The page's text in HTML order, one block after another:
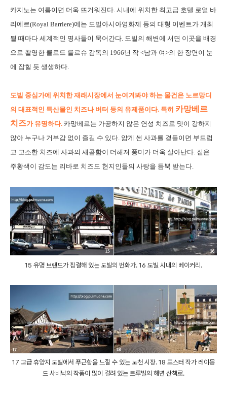
카지노는 여름이면 더욱 뜨거워진다. 시내에 위치한 최고급 호텔 로열 바
리에르(Royal Barriere)에는 도빌아시아영화제 등의 대형 이벤트가 개최
될 때마다 세계적인 명사들이 묵어간다. 도빌의 해변에 서면 이곳을 배경
으로 촬영한 클로드 를르슈 감독의 1966년 작 <남과 여>의 한 장면이 눈
에 잡힐 듯 생생하다.
도빌 중심가에 위치한 재래시장에서 눈여겨봐야 하는 물건은 노르망디
의 대표적인 특산물인 치즈나 버터 등의 유제품이다. 특히 카망베르
치즈가 유명하다. 카망베르는 가공하지 않은 연성 치즈로 맛이 강하지
않아 누구나 거부감 없이 즐길 수 있다. 얇게 썬 사과를 곁들이면 부드럽
고 고소한 치즈에 사과의 새콤함이 더해져 풍미가 더욱 살아난다. 짙은
주황색이 감도는 리바로 치즈도 현지인들의 사랑을 듬뿍 받는다.
15 유명 브랜드가 집결해 있는 도빌의 번화가. 16 도빌 시내의 베이커리.
17 고급 휴양지 도빌에서 푸근함을 느낄 수 있는 노천 시장. 18 포스터 작가 레이몽
드 사비낙의 작품이 많이 걸려 있는 트루빌의 해변 산책로.